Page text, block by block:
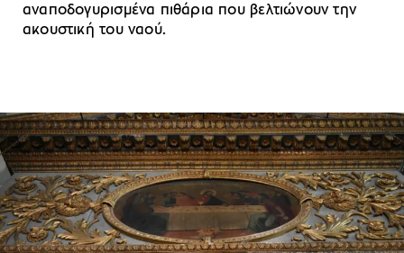
αναποδογυρισμένα πιθάρια που βελτιώνουν την
ακουστική του ναού.